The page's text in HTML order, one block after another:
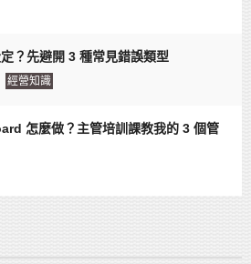
？先避開 3 種常見錯誤類型
經營知識
怎麼做？主管培訓課教我的 3 個管